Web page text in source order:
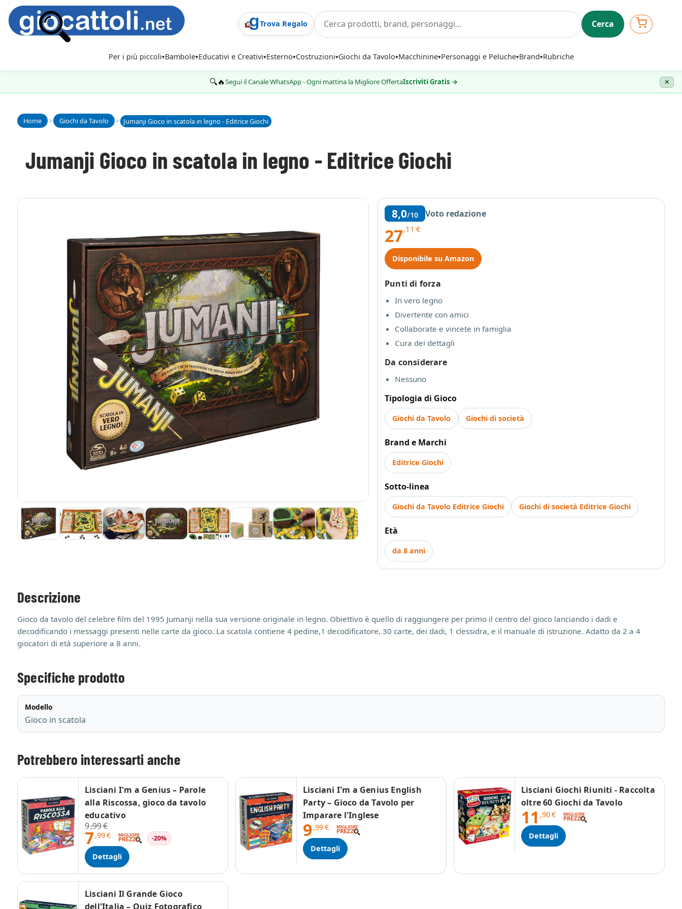
Per i più piccoli Bambole Educativi e Creativi Esterno Costruzioni Giochi da Tavolo Macchinine Personaggi e Peluche Brand Rubriche
Trova Regalo Cerca
🔍🔥Segui il Canale WhatsApp - Ogni mattina la Migliore OffertaIscriviti Gratis → ✕
Home > Giochi da Tavolo > Jumanji Gioco in scatola in legno - Editrice Giochi
Jumanji Gioco in scatola in legno - Editrice Giochi
8,0/10 Voto redazione
27,11 €
Disponibile su Amazon
Punti di forza
In vero legno
Divertente con amici
Collaborate e vincete in famiglia
Cura dei dettagli
Da considerare
Nessuno
Tipologia di Gioco
Giochi da Tavolo Giochi di società
Brand e Marchi
Editrice Giochi
Sotto-linea
Giochi da Tavolo Editrice Giochi Giochi di società Editrice Giochi
Età
da 8 anni
Descrizione
Gioco da tavolo del celebre film del 1995 Jumanji nella sua versione originale in legno. Obiettivo è quello di raggiungere per primo il centro del gioco lanciando i dadi e
decodificando i messaggi presenti nelle carte da gioco. La scatola contiene 4 pedine,1 decodificatore, 30 carte, dei dadi, 1 clessidra, e il manuale di istruzione. Adatto da 2 a 4
giocatori di età superiore a 8 anni.
Specifiche prodotto
Modello
Gioco in scatola
Potrebbero interessarti anche
Lisciani I'm a Genius – Parole
alla Riscossa, gioco da tavolo
educativo
9,99€
7,99€ -20%
Dettagli
Lisciani I'm a Genius English
Party – Gioco da Tavolo per
Imparare l'Inglese
9,99€
Dettagli
Lisciani Giochi Riuniti - Raccolta
oltre 60 Giochi da Tavolo
11 ,90€
Dettagli
Lisciani Il Grande Gioco
dell'Italia – Quiz Fotografico